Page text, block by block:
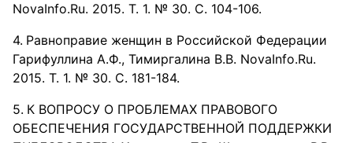
NovaInfo.Ru. 2015. Т. 1. № 30. С. 104-106.
Равноправие женщин в Российской Федерации
Гарифуллина А.Ф., Тимиргалина В.В. NovaInfo.Ru.
2015. Т. 1. № 30. С. 181-184.
К ВОПРОСУ О ПРОБЛЕМАХ ПРАВОВОГО
ОБЕСПЕЧЕНИЯ ГОСУДАРСТВЕННОЙ ПОДДЕРЖКИ